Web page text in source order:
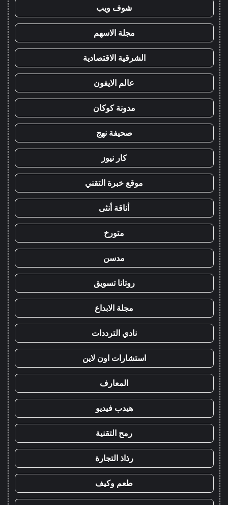
شوف ويب
مجلة الاسهم
الشرقية الاقتصادية
عالم الايفون
مدونة كوكان
صحيفة نهج
كار نيوز
موقع خبرة التقني
أناقة أنثى
متورخ
مدسن
روتانا تسويق
مجلة الابداع
نادي الترددات
استشارات اون لاين
المعارف
هيدب فيديو
رمح التقنية
رذاذ التجارة
طعم وكيف